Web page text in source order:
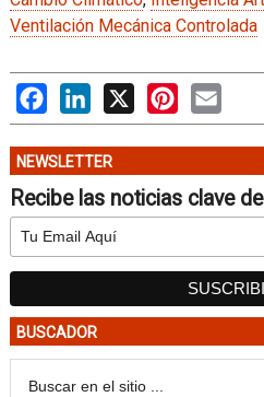
Ventilación Mecánica Controlada
FacebookLinkedIn
X PinterestEmail
NEWSLETTER
Recibe las noticias clave
BUSCADOR